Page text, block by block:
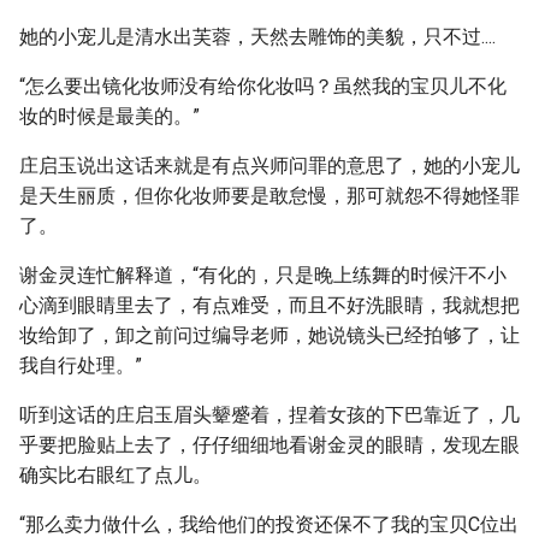
她的小宠儿是清水出芙蓉，天然去雕饰的美貌，只不过....
“怎么要出镜化妆师没有给你化妆吗？虽然我的宝贝儿不化
妆的时候是最美的。”
庄启玉说出这话来就是有点兴师问罪的意思了，她的小宠儿
是天生丽质，但你化妆师要是敢怠慢，那可就怨不得她怪罪
了。
谢金灵连忙解释道，“有化的，只是晚上练舞的时候汗不小
心滴到眼睛里去了，有点难受，而且不好洗眼睛，我就想把
妆给卸了，卸之前问过编导老师，她说镜头已经拍够了，让
我自行处理。”
听到这话的庄启玉眉头颦蹙着，捏着女孩的下巴靠近了，几
乎要把脸贴上去了，仔仔细细地看谢金灵的眼睛，发现左眼
确实比右眼红了点儿。
“那么卖力做什么，我给他们的投资还保不了我的宝贝C位出